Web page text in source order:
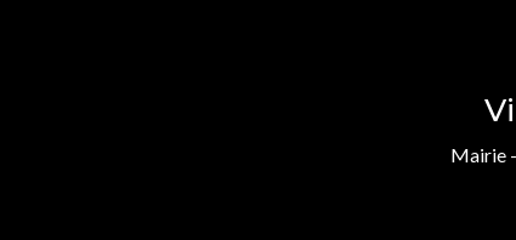
Mairie